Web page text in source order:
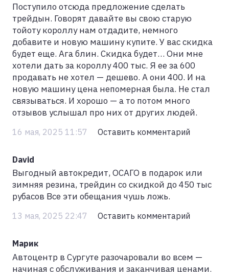
Поступило отсюда предложение сделать
трейдын. Говорят давайте вы свою старую
тойоту короллу нам отдадите, немного
добавите и новую машину купите. У вас скидка
будет еще. Ага блин. Скидка будет… Они мне
хотели дать за короллу 400 тыс. Я ее за 600
продавать не хотел — дешево. А они 400. И на
новую машину цена непомерная была. Не стал
связываться. И хорошо — а то потом много
отзывов услышал про них от других людей.
16 мая, 2025 11:57 Оставить комментарий
David
Выгодный автокредит, ОСАГО в подарок или
зимняя резина, трейдин со скидкой до 450 тыс
рубасов Все эти обещания чушь ложь.
13 мая, 2025 22:47 Оставить комментарий
Марик
Автоцентр в Сургуте разочаровали во всем —
начиная с обслуживания и заканчивая ценами.